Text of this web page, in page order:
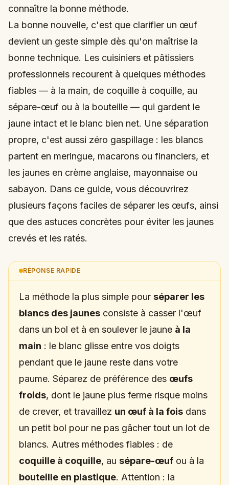
connaître la bonne méthode.
La bonne nouvelle, c'est que clarifier un œuf
devient un geste simple dès qu'on maîtrise la
bonne technique. Les cuisiniers et pâtissiers
professionnels recourent à quelques méthodes
fiables — à la main, de coquille à coquille, au
sépare-œuf ou à la bouteille — qui gardent le
jaune intact et le blanc bien net. Une séparation
propre, c'est aussi zéro gaspillage : les blancs
partent en meringue, macarons ou financiers, et
les jaunes en crème anglaise, mayonnaise ou
sabayon. Dans ce guide, vous découvrirez
plusieurs façons faciles de séparer les œufs, ainsi
que des astuces concrètes pour éviter les jaunes
crevés et les ratés.
RÉPONSE RAPIDE
La méthode la plus simple pour séparer les
blancs des jaunes consiste à casser l'œuf
dans un bol et à en soulever le jaune à la
main : le blanc glisse entre vos doigts
pendant que le jaune reste dans votre
paume. Séparez de préférence des œufs
froids, dont le jaune plus ferme risque moins
de crever, et travaillez un œuf à la fois dans
un petit bol pour ne pas gâcher tout un lot de
blancs. Autres méthodes fiables : de
coquille à coquille, au sépare-œuf ou à la
bouteille en plastique. Attention : la